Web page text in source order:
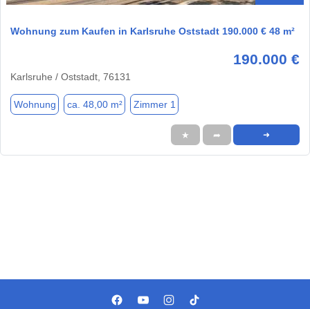
Wohnung zum Kaufen in Karlsruhe Oststadt 190.000 € 48 m²
190.000 €
Karlsruhe / Oststadt, 76131
Wohnung ca. 48,00 m² Zimmer 1
★ ➦ ➜